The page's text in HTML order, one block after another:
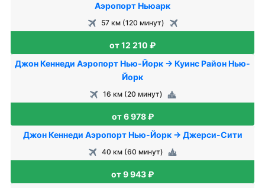
Аэропорт Ньюарк
57 км (120 минут)
от 12 210 ₽
Джон Кеннеди Аэропорт Нью-Йорк → Куинс Район Нью-
Йорк
16 км (20 минут)
от 6 978 ₽
Джон Кеннеди Аэропорт Нью-Йорк → Джерси-Сити
40 км (60 минут)
от 9 943 ₽